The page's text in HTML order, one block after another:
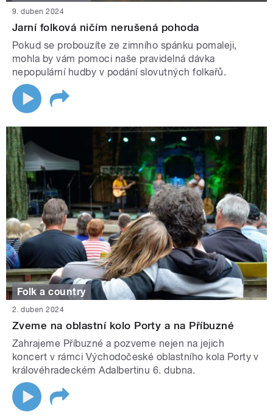
9. duben 2024
Jarní folková ničím nerušená pohoda
Pokud se probouzíte ze zimního spánku pomaleji,
mohla by vám pomoci naše pravidelná dávka
nepopulární hudby v podání slovutných folkařů.
Folk a country
2. duben 2024
Zveme na oblastní kolo Porty a na Příbuzné
Zahrajeme Příbuzné a pozveme nejen na jejich
koncert v rámci Východočeské oblastního kola Porty v
královéhradeckém Adalbertinu 6. dubna.